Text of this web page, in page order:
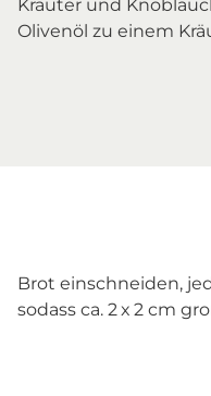
Kräuter und
Olivenöl zu einem
Brot einschneiden,
sodass ca. 2 x 2 cm